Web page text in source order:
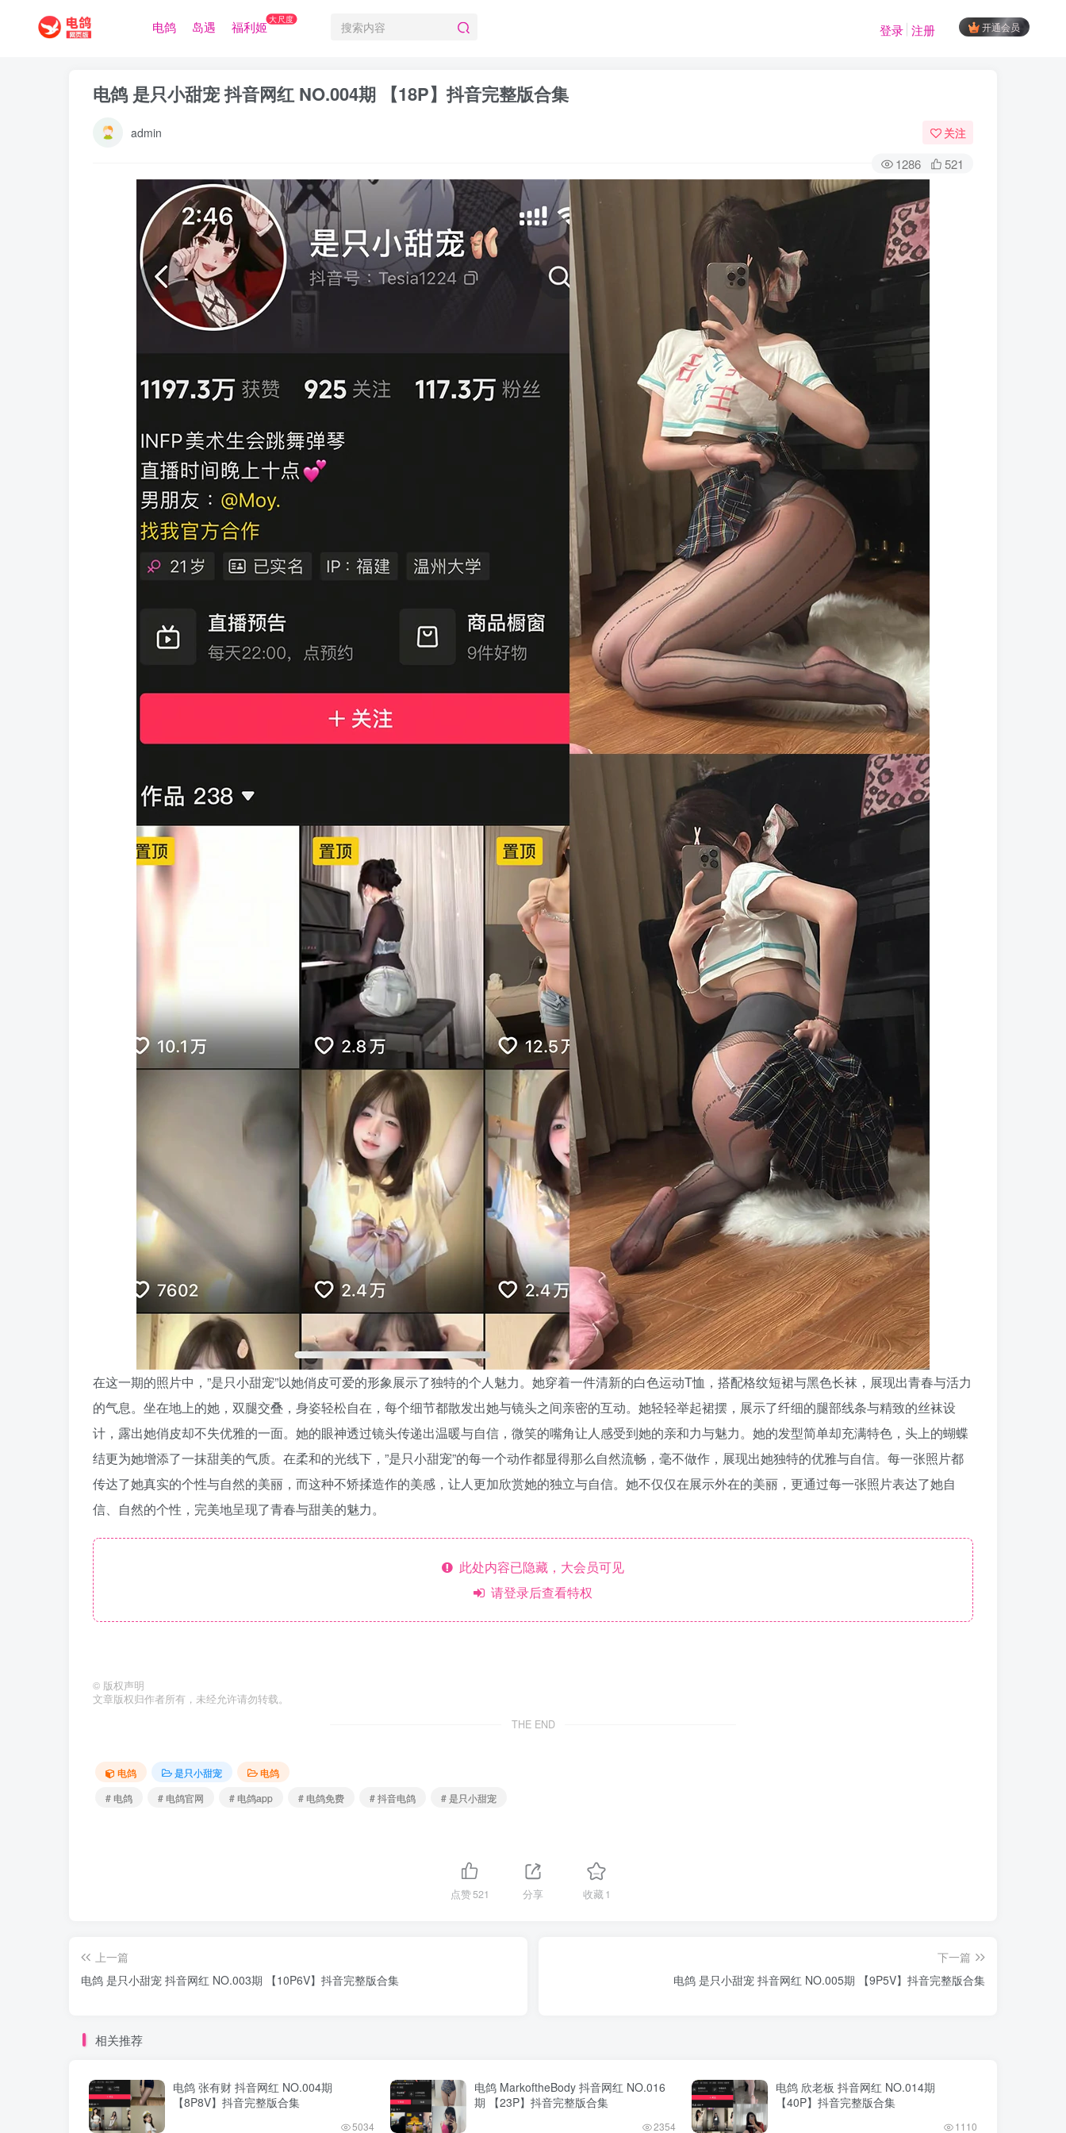
电鸽 岛遇 福利姬大尺度
开通会员
登录 注册
电鸽 是只小甜宠 抖音网红 NO.004期 【18P】抖音完整版合集
admin 关注
1286 521
在这一期的照片中，”是只小甜宠”以她俏皮可爱的形象展示了独特的个人魅力。她穿着一件清新的白色运动T恤，搭配格纹短裙与黑色长袜，展现出青春与活力
的气息。坐在地上的她，双腿交叠，身姿轻松自在，每个细节都散发出她与镜头之间亲密的互动。她轻轻举起裙摆，展示了纤细的腿部线条与精致的丝袜设
计，露出她俏皮却不失优雅的一面。她的眼神透过镜头传递出温暖与自信，微笑的嘴角让人感受到她的亲和力与魅力。她的发型简单却充满特色，头上的蝴蝶
结更为她增添了一抹甜美的气质。在柔和的光线下，”是只小甜宠”的每一个动作都显得那么自然流畅，毫不做作，展现出她独特的优雅与自信。每一张照片都
传达了她真实的个性与自然的美丽，而这种不矫揉造作的美感，让人更加欣赏她的独立与自信。她不仅仅在展示外在的美丽，更通过每一张照片表达了她自
信、自然的个性，完美地呈现了青春与甜美的魅力。
此处内容已隐藏，大会员可见
请登录后查看特权
© 版权声明
文章版权归作者所有，未经允许请勿转载。
THE END
电鸽 是只小甜宠
电鸽
# 电鸽
# 电鸽官网 # 电鸽app # 电鸽免费 # 抖音电鸽 # 是只小甜宠
点赞521 分享 收藏1
上一篇
电鸽 是只小甜宠 抖音网红 NO.003期 【10P6V】抖音完整版合集
下一篇
电鸽 是只小甜宠 抖音网红 NO.005期 【9P5V】抖音完整版合集
相关推荐
电鸽 张有财 抖音网红 NO.004期
【8P8V】抖音完整版合集
5034
电鸽 MarkoftheBody 抖音网红 NO.016
期 【23P】抖音完整版合集
2354
电鸽 欣老板 抖音网红 NO.014期
【40P】抖音完整版合集
1110